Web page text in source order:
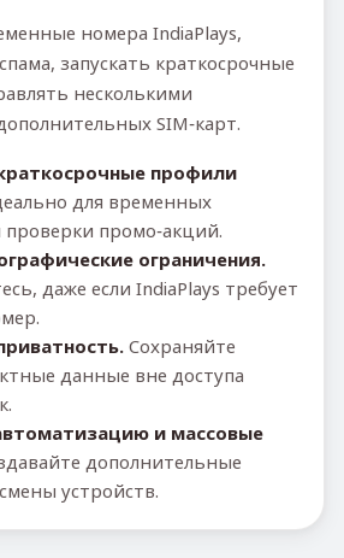
номера IndiaPlays,
запускать краткосрочные
несколькими
SIM‑карт.
профили
для временных
промо‑акций.
ограничения.
даже если IndiaPlays требует
Сохраняйте
данные вне доступа
и массовые
дополнительные
устройств.